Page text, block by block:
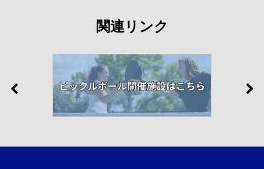
関連リンク